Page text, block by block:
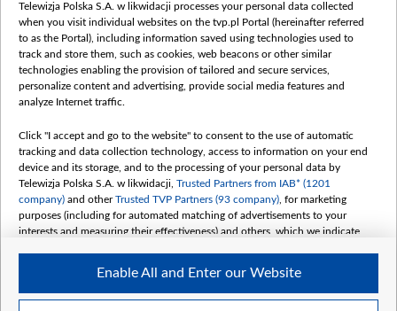
Безопасность
Youtube
Белсат news
Белсат Life
Belsat English
Biełsat PL
Белсат Now
Белсат Shorts
Белсат History
Белсат Music
Белсат Doc
My consents
Telewizja Polska S.A. w likwidacji processes your personal data collected
when you visit individual websites on the tvp.pl Portal (hereinafter referred
to as the Portal), including information saved using technologies used to
track and store them, such as cookies, web beacons or other similar
technologies enabling the provision of tailored and secure services,
personalize content and advertising, provide social media features and
analyze Internet traffic.
Click "I accept and go to the website" to consent to the use of automatic
tracking and data collection technology, access to information on your end
device and its storage, and to the processing of your personal data by
Telewizja Polska S.A. w likwidacji, Trusted Partners from IAB* (1201
company) and otherTrusted TVP Partners (93 company) , for marketing
purposes (including for automated matching of advertisements to your
interests and measuring their effectiveness) and others, which we indicate
The purposes of processing your data by TVP S.A. w likwidacji are as
follows:
Enable All and Enter our Website